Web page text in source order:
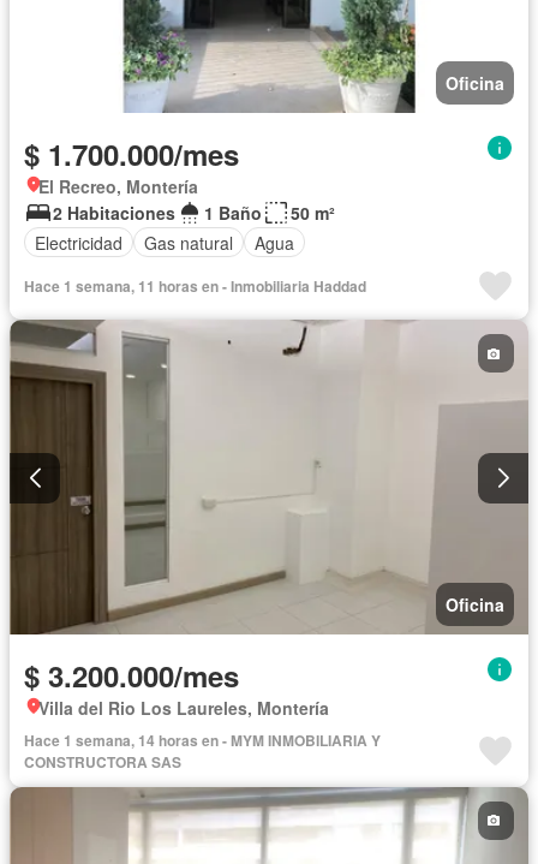
Oficina
$ 1.700.000/mes
El Recreo, Montería
2 Habitaciones
1 Baño
50 m²
Electricidad
Gas natural Agua
Hace 1 semana, 11 horas en - Inmobiliaria Haddad
Oficina
$ 3.200.000/mes
Villa del Rio Los Laureles, Montería
Hace 1 semana, 14 horas en - MYM INMOBILIARIA Y
CONSTRUCTORA SAS